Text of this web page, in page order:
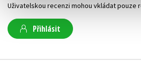
Uživatelskou recenzi mohou vkládat pouze
Přihlásit